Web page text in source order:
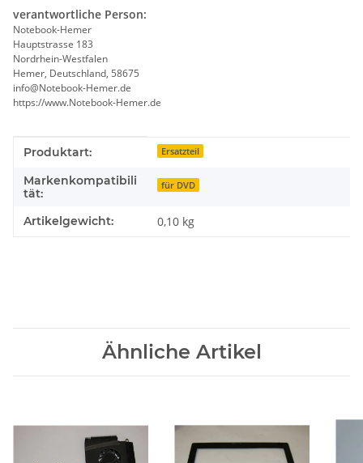
verantwortliche Person:
Notebook-Hemer
Hauptstrasse 183
Nordrhein-Westfalen
Hemer, Deutschland, 58675
info@Notebook-Hemer.de
https://www.Notebook-Hemer.de
Produkteigenschaft
Wert
Produktart: Ersatzteil
Markenkompatibili
tät:
für DVD
Artikelgewicht: 0,10 kg
Ähnliche Artikel